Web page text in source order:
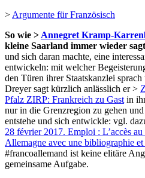
> Argumente für Französisch
So wie > Annegret Kramp-
kleine Saarland immer wieder
und sich daran machte, eine
entwickeln: mit welcher
den Türen ihrer Staatskanzlei
Dreyer sagt kürzlich anlässlich er >
Pfalz ZIRP: Frankreich zu Gast in
nur in die Grenzregion zu gehen
entstehe und sich entwickle: vgl.
28 février 2017. Emploi : L’accès
Allemagne avec une bibliographie
#francoallemand ist keine elitäre
gemeinsame Aufgabe.